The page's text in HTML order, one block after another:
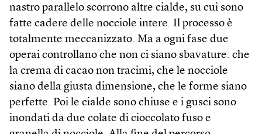
nastro parallelo scorrono altre cialde, su cui sono
fatte cadere delle nocciole intere. Il processo è
totalmente meccanizzato. Ma a ogni fase due
operai controllano che non ci siano sbavature: che
la crema di cacao non tracimi, che le nocciole
siano della giusta dimensione, che le forme siano
perfette. Poi le cialde sono chiuse e i gusci sono
inondati da due colate di cioccolato fuso e